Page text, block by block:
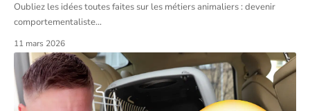
Oubliez les idées toutes faites sur les métiers animaliers : devenir
comportementaliste…
11 mars 2026